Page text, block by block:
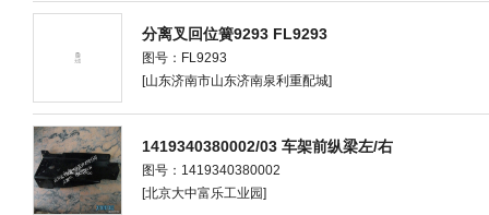
分离叉回位簧9293 FL9293
图号：FL9293
[山东济南市山东济南泉利重配城]
1419340380002/03 车架前纵梁左/右
图号：1419340380002
[北京大中富乐工业园]